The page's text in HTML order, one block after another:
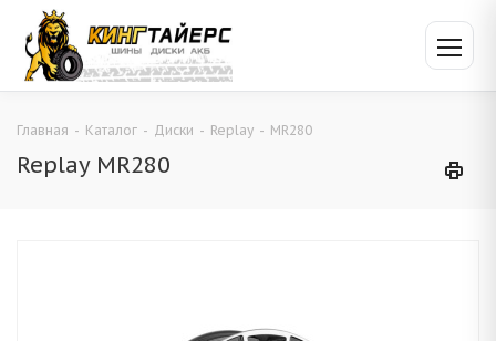
Главная - Каталог - Диски - Replay - MR280
Replay MR280